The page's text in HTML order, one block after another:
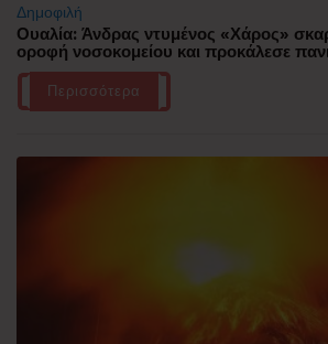
Δημοφιλή
Ουαλία: Άνδρας ντυμένος «Χάρος»
οροφή νοσοκομείου και προκάλεσε
Περισσότερα